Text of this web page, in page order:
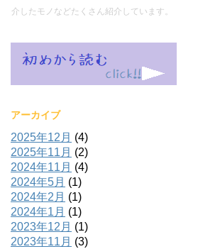
介したモノなどたくさん紹介しています。
アーカイブ
2025年12月 (4)
2025年11月 (2)
2024年11月 (4)
2024年5月 (1)
2024年2月 (1)
2024年1月 (1)
2023年12月 (1)
2023年11月 (3)